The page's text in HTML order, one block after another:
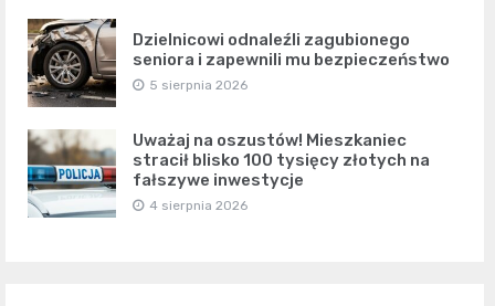
Dzielnicowi odnaleźli zagubionego
seniora i zapewnili mu bezpieczeństwo
5 sierpnia 2026
Uważaj na oszustów! Mieszkaniec
stracił blisko 100 tysięcy złotych na
fałszywe inwestycje
4 sierpnia 2026